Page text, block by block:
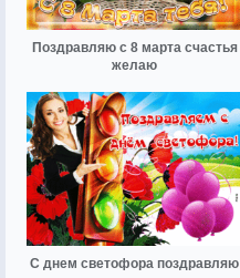
Поздравляю с 8 марта счастья
желаю
С днем светофора поздравляю